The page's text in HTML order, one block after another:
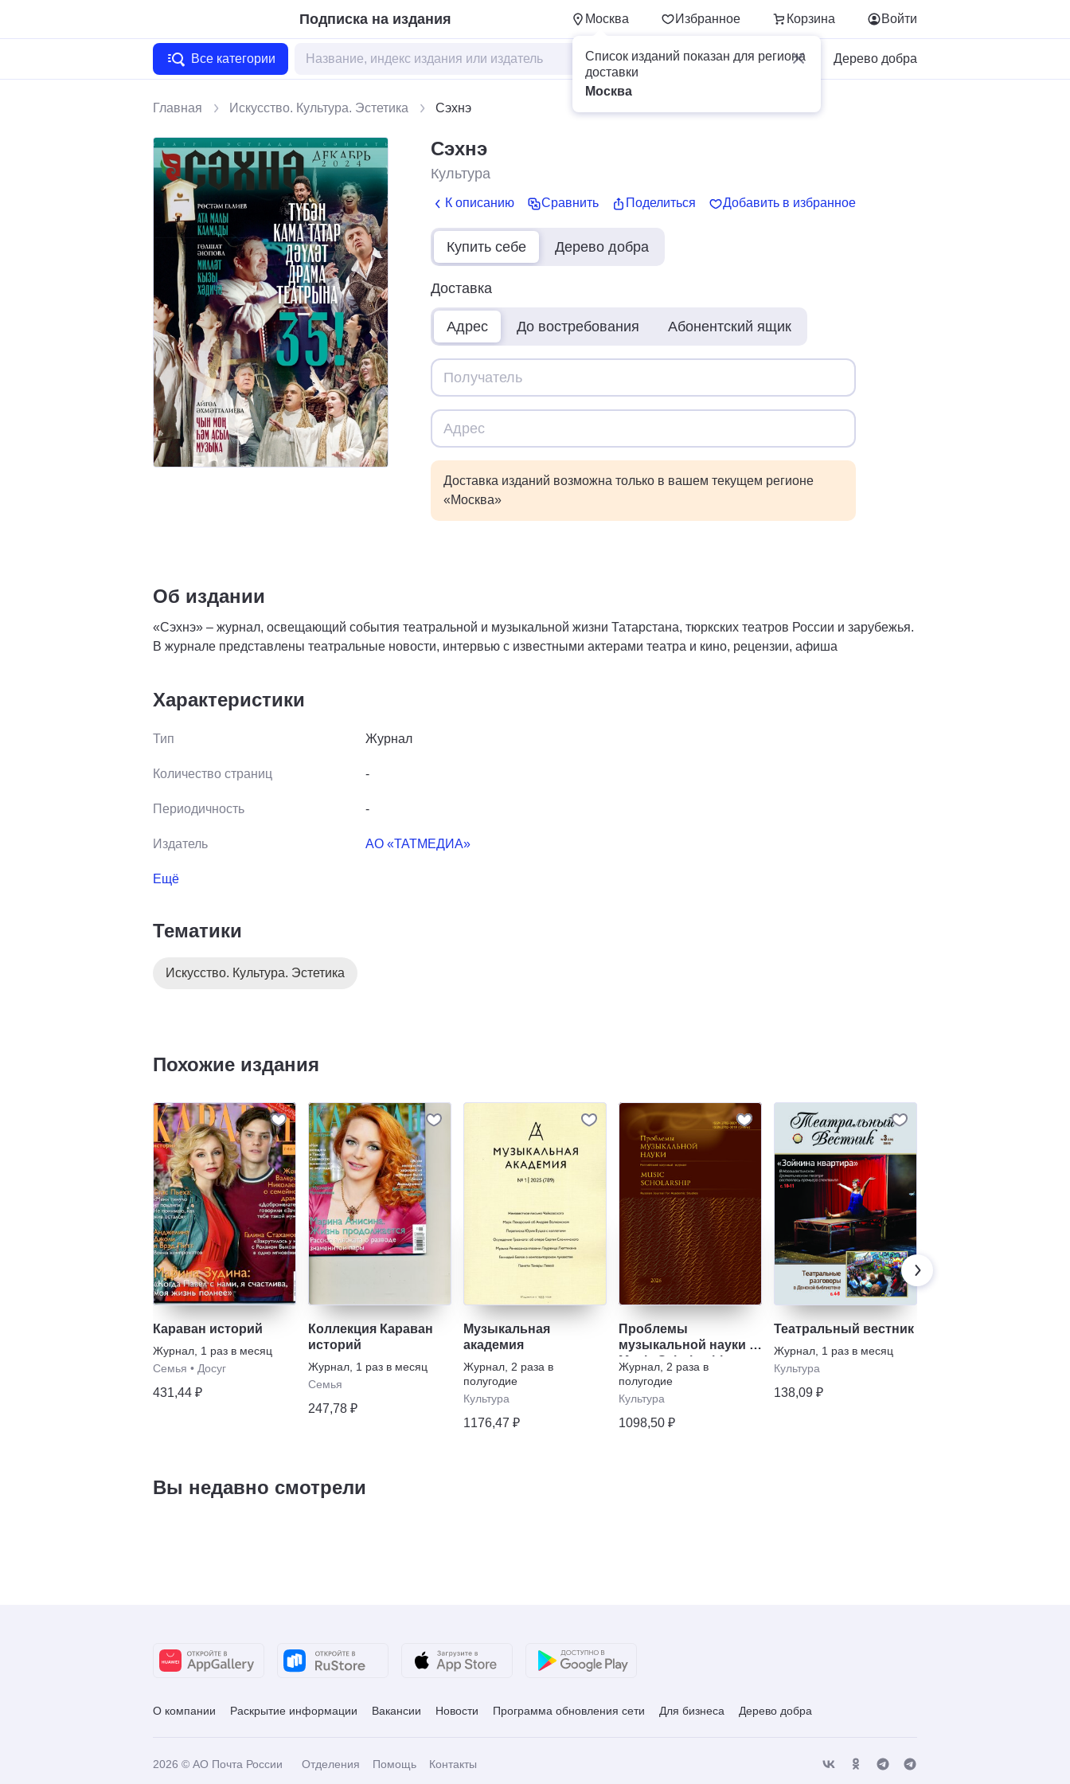
Подписка на издания Москва Избранное Корзина
Список изданий показан для региона
доставки
Москва
Войти
Все категории Для бизнеса Дерево добра
Главная Искусство. Культура. Эстетика Сэхнэ
Сэхнэ
Культура
К описанию Сравнить Поделиться Добавить в избранное
Купить себе Дерево добра
Доставка
Адрес До востребования Абонентский ящик
Доставка изданий возможна только в вашем текущем регионе
«Москва»
Об издании
«Сэхнэ» ‒ журнал, освещающий события театральной и музыкальной жизни Татарстана, тюркских театров России и зарубежья.
В журнале представлены театральные новости, интервью с известными актерами театра и кино, рецензии, афиша
Характеристики
Тип Журнал
Количество страниц -
Периодичность -
Издатель АО «ТАТМЕДИА»
Ещё
Тематики
Искусство. Культура. Эстетика
Похожие издания
Караван историй
Журнал 1 раз в месяц
Семья • Досуг
431,44 ₽
Коллекция Караван
историй
Журнал 1 раз в месяц
Семья
247,78 ₽
Музыкальная
академия
Журнал 2 раза в
полугодие
Культура
1176,47 ₽
Проблемы
музыкальной науки /
Music Scholarship
Журнал 2 раза в
полугодие
Культура
1098,50 ₽
Театральный вестник
Журнал 1 раз в месяц
Культура
138,09 ₽
Вы недавно смотрели
О компании Раскрытие информации Вакансии Новости Программа обновления сети Для бизнеса Дерево добра
2026 © АО Почта России Отделения Помощь Контакты